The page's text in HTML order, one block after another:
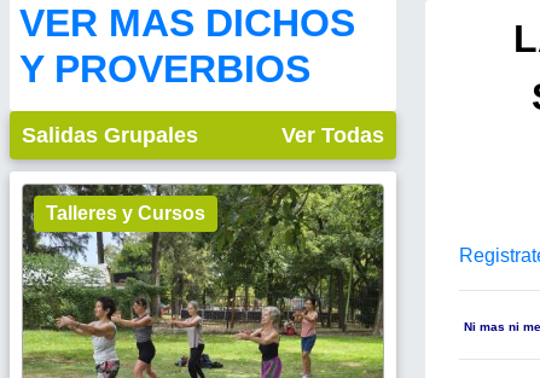
VER MAS DICHOS
Y PROVERBIOS
Salidas Grupales Ver Todas
Talleres y Cursos
Ni mas ni